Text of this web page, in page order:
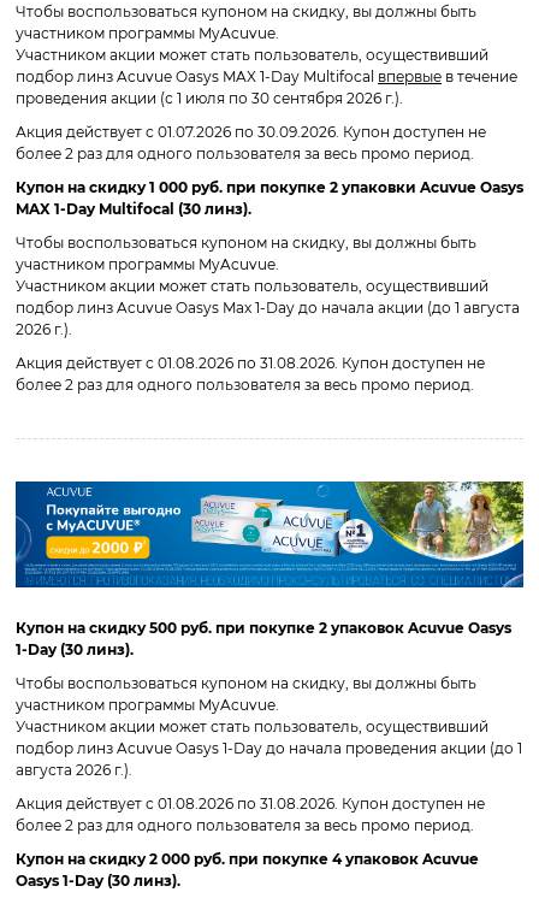
Чтобы воспользоваться купоном на скидку, вы должны быть
участником программы MyAcuvue.
Участником акции может стать пользователь, осуществивший
подбор линз Acuvue Oasys MAX 1-Day Multifocal впервые в течение
проведения акции (с 1 июля по 30 сентября 2026 г.).
Акция действует с 01.07.2026 по 30.09.2026. Купон доступен не
более 2 раз для одного пользователя за весь промо период.
Купон на скидку 1 000 руб. при покупке 2 упаковки Acuvue Oasys
MAX 1-Day Multifocal (30 линз).
Чтобы воспользоваться купоном на скидку, вы должны быть
участником программы MyAcuvue.
Участником акции может стать пользователь, осуществивший
подбор линз Acuvue Oasys Max 1-Day до начала акции (до 1 августа
2026 г.).
Акция действует с 01.08.2026 по 31.08.2026. Купон доступен не
более 2 раз для одного пользователя за весь промо период.
Купон на скидку 500 руб. при покупке 2 упаковок Acuvue Oasys
1-Day (30 линз).
Чтобы воспользоваться купоном на скидку, вы должны быть
участником программы MyAcuvue.
Участником акции может стать пользователь, осуществивший
подбор линз Acuvue Oasys 1-Day до начала проведения акции (до 1
августа 2026 г.).
Акция действует с 01.08.2026 по 31.08.2026. Купон доступен не
более 2 раз для одного пользователя за весь промо период.
Купон на скидку 2 000 руб. при покупке 4 упаковок Acuvue
Oasys 1-Day (30 линз).